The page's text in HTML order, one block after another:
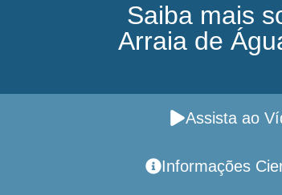
Saiba mais
Arraia de
Assista ao
Informações